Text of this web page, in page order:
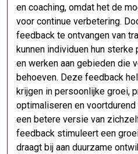
en coaching, omdat het de
voor continue verbetering.
feedback te ontvangen van
kunnen individuen hun
en werken aan gebieden die
behoeven. Deze feedback
krijgen in persoonlijke groei,
optimaliseren en voortdurend
een betere versie van
feedback stimuleert een
draagt bij aan duurzame